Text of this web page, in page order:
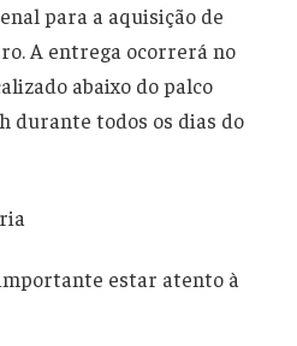
para a aquisição de
A entrega ocorrerá no
abaixo do palco
durante todos os dias do
estar atento à